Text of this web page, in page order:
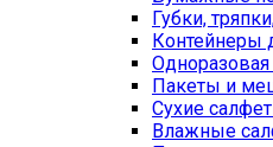
Губки,
Контейнеры
Одноразовая
Пакеты и
Сухие
Влажные